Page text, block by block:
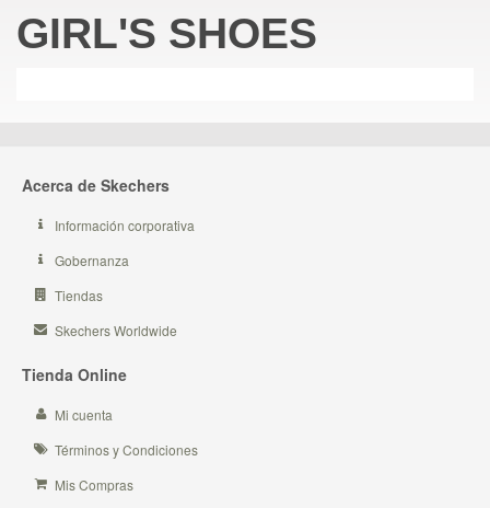
GIRL'S SHOES
Acerca de Skechers
Información corporativa
Gobernanza
Tiendas
Skechers Worldwide
Tienda Online
Mi cuenta
Términos y Condiciones
Mis Compras